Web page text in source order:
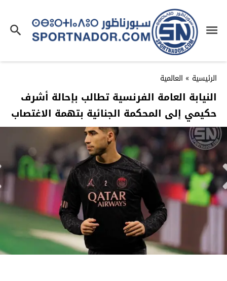
الرئيسية » العالمية
النيابة العامة الفرنسية تطالب بإحالة أشرف
حكيمي إلى المحكمة الجنائية بتهمة الاغتصاب